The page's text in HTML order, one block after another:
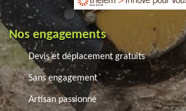
Nos engagements
Devis et déplacement gratuits
Sans engagement
Artisan passionné